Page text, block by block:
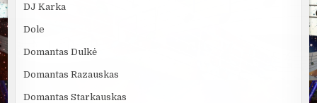
DJ Karka
Dole
Domantas Dulkė
Domantas Razauskas
Domantas Starkauskas